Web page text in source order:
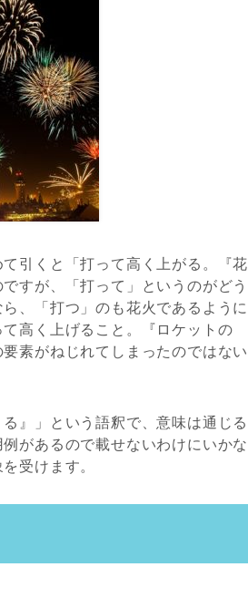
引くと「打って高く上がる。『花
すが、「打って」というのがどう
、「打つ」のも花火であるように
高く上げること。『ロケットの
素がねじれてしまったのではない
』」という語釈で、意味は通じる
があるので載せないわけにいかな
受けます。